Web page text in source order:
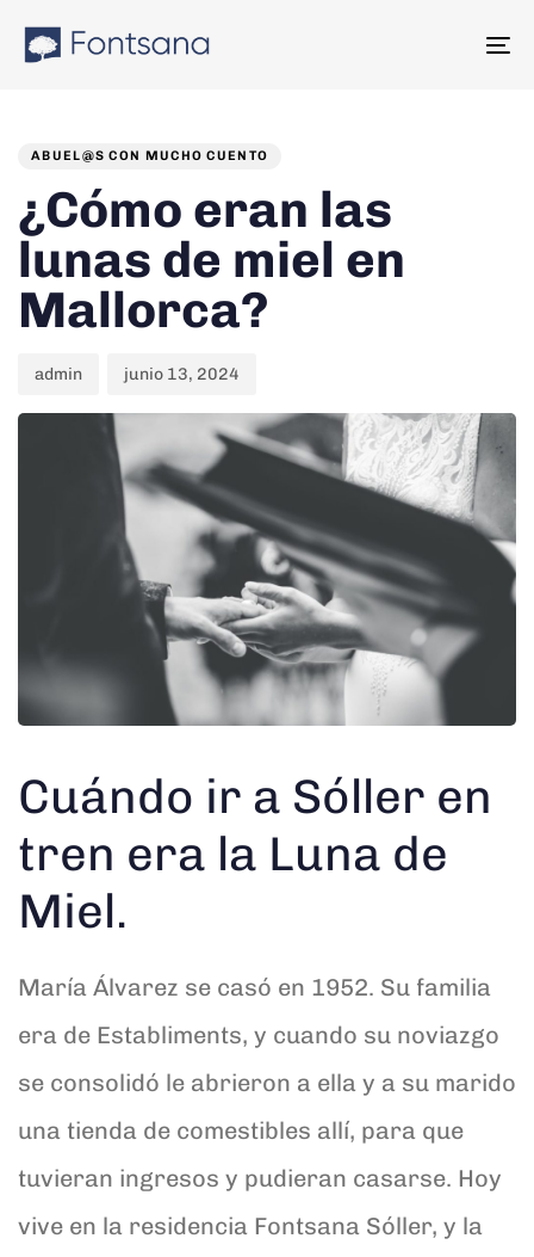
links
ABUEL@S CON MUCHO CUENTO
¿Cómo eran las
lunas de miel en
Mallorca?
admin junio 13, 2024
Cuándo ir a Sóller en
tren era la Luna de
Miel.
María Álvarez se casó en 1952. Su familia
era de Establiments, y cuando su noviazgo
se consolidó le abrieron a ella y a su marido
una tienda de comestibles allí, para que
tuvieran ingresos y pudieran casarse. Hoy
vive en la residencia Fontsana Sóller, y la